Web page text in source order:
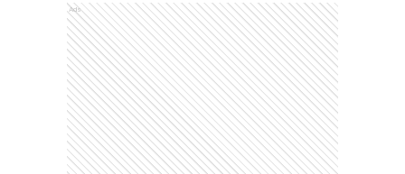
Ads